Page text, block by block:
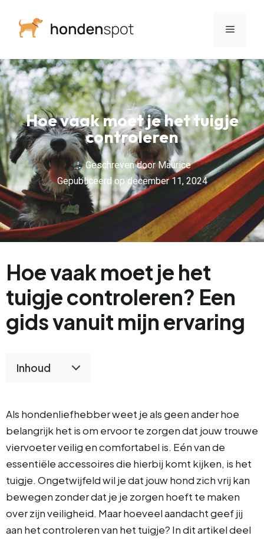
Hoe vaak moet je het tuigje
controleren
Geschreven doorMaurice
Gepubliceerd opdecember 11, 2024
Hoe vaak moet je het
tuigje controleren? Een
gids vanuit mijn ervaring
Inhoud
Als hondenliefhebber weet je als geen ander hoe
belangrijk het is om ervoor te zorgen dat jouw trouwe
viervoeter veilig en comfortabel is. Eén van de
essentiële accessoires die hierbij komt kijken, is het
tuigje. Ongetwijfeld wil je dat jouw hond zich vrij kan
bewegen zonder dat je je zorgen hoeft te maken
over zijn veiligheid. Maar hoeveel aandacht geef jij
aan het controleren van het tuigje? In dit artikel deel